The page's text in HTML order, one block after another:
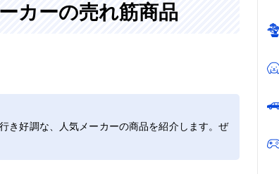
8.6×高さ12cm
USB充電・乾電
池
USB充電
あり（生活防
カーの売れ筋商品
き好調な、人気メーカーの商品を紹介します。ぜ